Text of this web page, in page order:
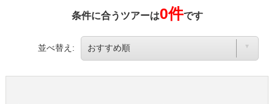
条件に合うツアーは0件です
並べ替え: